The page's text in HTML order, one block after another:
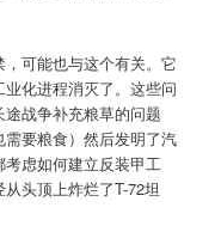
，可能也与这个有关。它
化进程消灭了。这些问
战争补充粮草的问题
需要粮食）然后发明了汽
虑如何建立反装甲工
头顶上炸烂了T-72坦